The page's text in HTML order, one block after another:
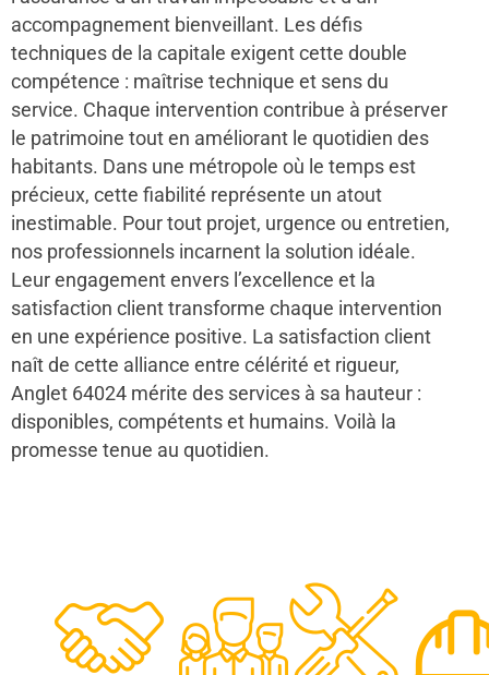
accompagnement bienveillant. Les défis
techniques de la capitale exigent cette double
compétence : maîtrise technique et sens du
service. Chaque intervention contribue à préserver
le patrimoine tout en améliorant le quotidien des
habitants. Dans une métropole où le temps est
précieux, cette fiabilité représente un atout
inestimable. Pour tout projet, urgence ou entretien,
nos professionnels incarnent la solution idéale.
Leur engagement envers l’excellence et la
satisfaction client transforme chaque intervention
en une expérience positive. La satisfaction client
naît de cette alliance entre célérité et rigueur,
Anglet 64024 mérite des services à sa hauteur :
disponibles, compétents et humains. Voilà la
promesse tenue au quotidien.
48
0
50